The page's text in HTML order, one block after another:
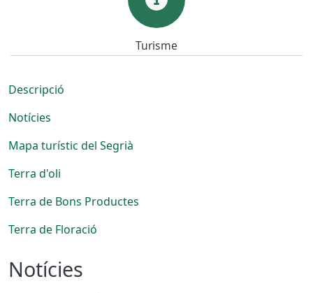
Notícies
Turisme
Descripció
Notícies
Mapa turístic del Segrià
Terra d'oli
Terra de Bons Productes
Terra de Floració